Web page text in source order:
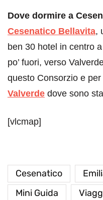
Dove dormire a
Cesenatico Bellavita,
ben 30 hotel in centro
po’ fuori, verso
questo Consorzio e per
Valverde dove sono
[vlcmap]
Cesenatico
Mini Guida